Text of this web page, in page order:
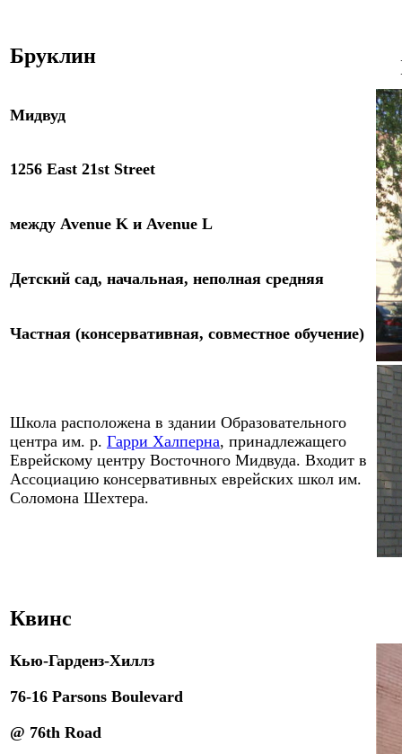
Бруклин
Мидвуд
1256 East 21st Street
между Avenue K и Avenue L
Детский сад, начальная, неполная средняя
Частная (консервативная, совместное обучение)
Школа расположена в здании Образовательного
центра им. р. Гарри Халперна, принадлежащего
Еврейскому центру Восточного Мидвуда. Входит в
Ассоциацию консервативных еврейских школ им.
Соломона Шехтера.
Квинс
Кью-Гарденз-Хиллз
76-16 Parsons Boulevard
@ 76th Road